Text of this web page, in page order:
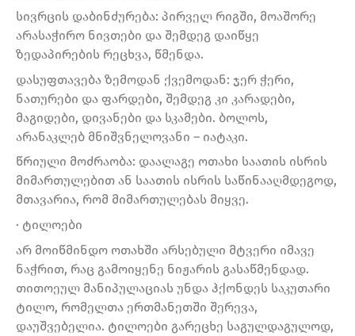
სივრცის დაბინძურება: პირველ რიგში, მოაშორე
არასაჭირო ნივთები და შემდეგ დაიწყე
ზედაპირების რეცხვა, წმენდა.
დასუფთავება ზემოდან ქვემოდან: ჯერ ჭერი,
ნათურები და ფარდები, შემდეგ კი კარადები,
მაგიდები, დივანები და სკამები. ბოლოს,
არანაკლებ მნიშვნელოვანი – იატაკი.
წრიული მოძრაობა: დაალაგე ოთახი საათის ისრის
მიმართულებით ან საათის ისრის საწინააღმდეგოდ,
მთავარია, რომ მიმართულებას მიყვე.
· ტილოები
არ მოიწმინდო ოთახში არსებული მტვერი იმავე
ნაჭრით, რაც გამოიყენე ნიჟარის გასაწმენდად.
თითოეულ მანიპულაციას უნდა ჰქონდეს საკუთარი
ტილო, რომელთა ერთმანეთში შერევა,
დაუშვებელია. ტილოები გარეცხე საგულდაგულოდ,